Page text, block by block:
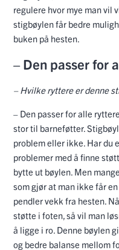
regulere hvor mye man vil
stigbøylen får bedre
buken på hesten.
– Den passer for
– Hvilke ryttere er denne
– Den passer for alle
stor til barneføtter.
problem eller ikke. Har du
problemer med å finne
bytte ut bøylen. Men
som gjør at man ikke får
pendler vekk fra hesten.
støtte i foten, så vil man
å ligge i ro. Denne bøylen
og bedre balanse mellom